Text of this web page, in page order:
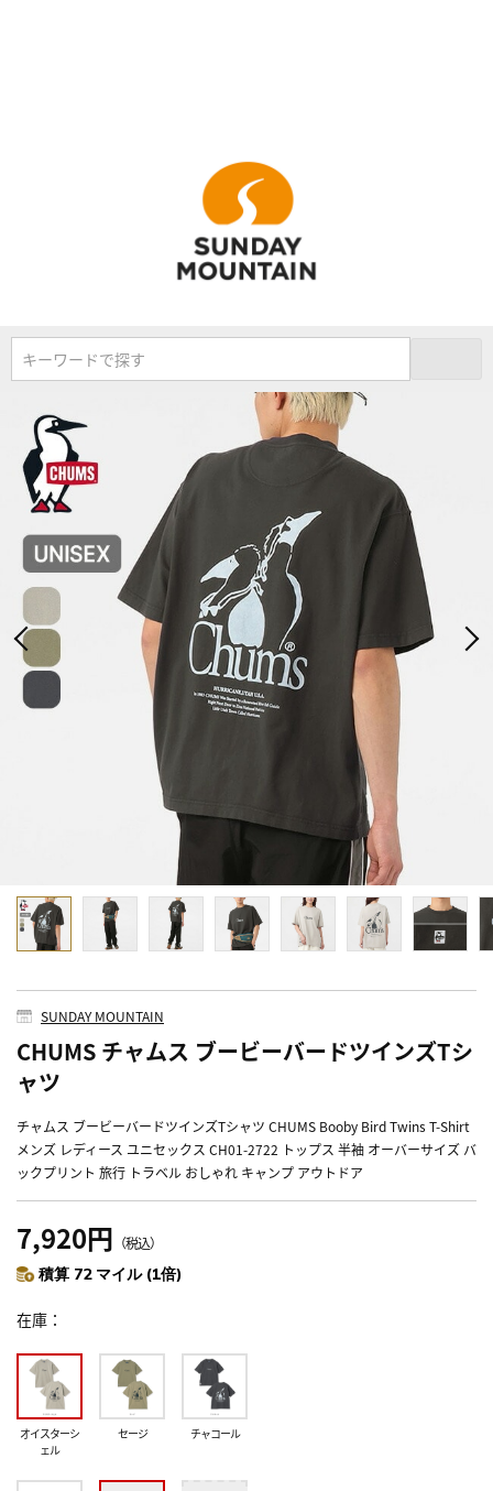
キーワードで探す
SUNDAY MOUNTAIN
CHUMS チャムス ブービーバードツインズTシ
ャツ
チャムス ブービーバードツインズTシャツ CHUMS Booby Bird Twins T-Shirt
メンズ レディース ユニセックス CH01-2722 トップス 半袖 オーバーサイズ バ
ックプリント 旅行 トラベル おしゃれ キャンプ アウトドア
7,920円 （税込）
積算 72 マイル (1倍)
在庫
オイスターシ
ェル
セージ チャコール